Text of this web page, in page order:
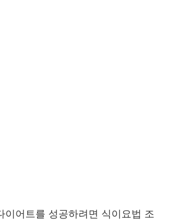
이어트를 성공하려면 식이요법 조